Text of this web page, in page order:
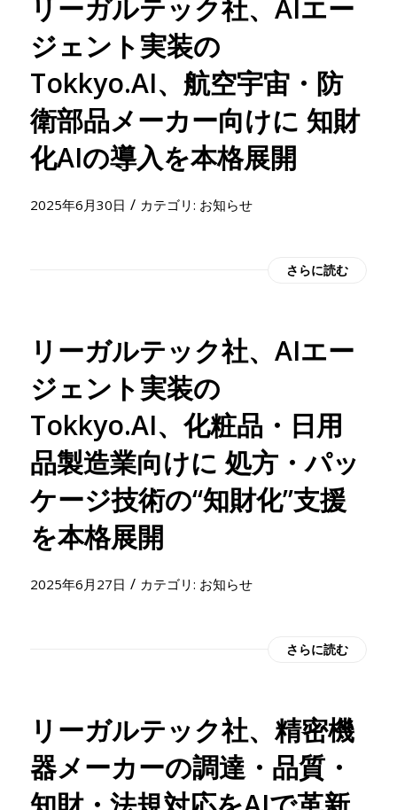
リーガルテック社、AIエー
ジェント実装の
Tokkyo.AI、航空宇宙・防
衛部品メーカー向けに 知財
化AIの導入を本格展開
2025年6月30日 / カテゴリ: お知らせ
さらに読む
リーガルテック社、AIエー
ジェント実装の
Tokkyo.AI、化粧品・日用
品製造業向けに 処方・パッ
ケージ技術の“知財化”支援
を本格展開
2025年6月27日 / カテゴリ: お知らせ
さらに読む
リーガルテック社、精密機
器メーカーの調達・品質・